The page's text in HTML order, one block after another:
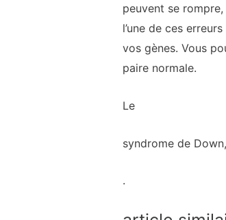
peuvent se
l’une de ces
vos gènes. Vous
paire normale.
Le
syndrome de
.